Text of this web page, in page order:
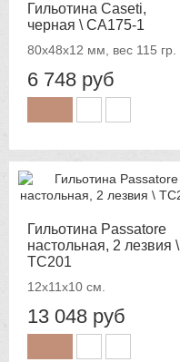
Гильотина Caseti,
черная \ CA175-1
80x48x12 мм, вес 115 гр.
6 748 руб
Гильотина Passatore
настольная, 2 лезвия \
TC201
12x11x10 см.
13 048 руб